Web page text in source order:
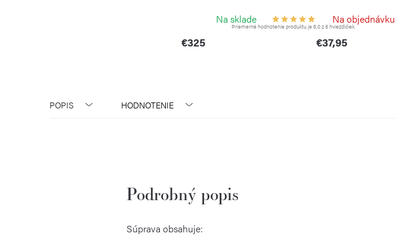
Na sklade
€325
GUZZINI
Priemerné hodnotenie produktu je 5,0 z 5 hviezdičiek.
Na objednávku
€37,95
POPIS HODNOTENIE
Podrobný popis
Súprava obsahuje: